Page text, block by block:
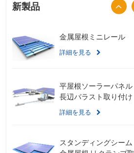
新製品
金属屋根ミニレール
詳細を見る
平屋根ソーラーパネル
長辺バラスト取り付け
詳細を見る
スタンディングシーム